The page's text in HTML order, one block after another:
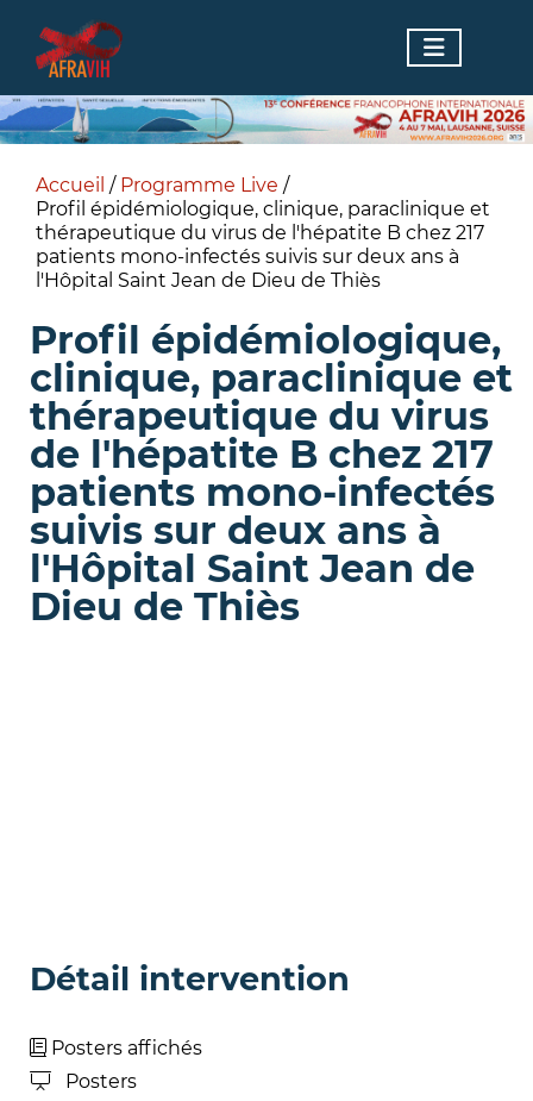
Accueil / Programme Live /
Profil épidémiologique, clinique, paraclinique et
thérapeutique du virus de l'hépatite B chez 217
patients mono-infectés suivis sur deux ans à
l'Hôpital Saint Jean de Dieu de Thiès
Profil épidémiologique,
clinique, paraclinique et
thérapeutique du virus
de l'hépatite B chez 217
patients mono-infectés
suivis sur deux ans à
l'Hôpital Saint Jean de
Dieu de Thiès
Détail intervention
Posters affichés
Posters